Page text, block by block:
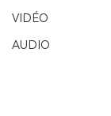
VIDÉO
AUDIO